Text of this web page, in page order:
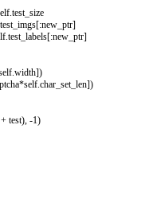
.test_size
test_imgs[:new_ptr]
.test_labels[:new_ptr]
.width])
*self.char_set_len])
+ test), -1)